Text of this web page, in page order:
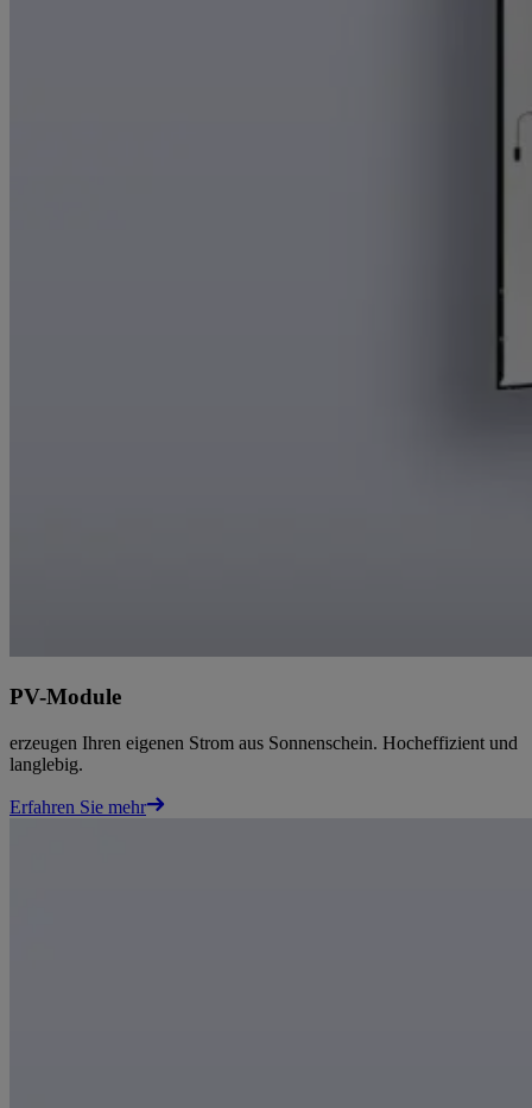
PV-Module
erzeugen Ihren eigenen Strom aus Sonnenschein. Hocheffizient und
langlebig.
Erfahren Sie mehr